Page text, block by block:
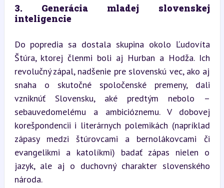
3. Generácia mladej slovenskej
inteligencie
Do popredia sa dostala skupina okolo Ľudovíta
Štúra, ktorej členmi boli aj Hurban a Hodža. Ich
revolučný zápal, nadšenie pre slovenskú vec, ako aj
snaha o skutočné spoločenské premeny, dali
vzniknúť Slovensku, aké predtým nebolo –
sebauvedomelému a ambicióznemu. V dobovej
korešpondencii i literárnych polemikách (napríklad
zápasy medzi štúrovcami a bernolákovcami či
evangelikmi a katolíkmi) badať zápas nielen o
jazyk, ale aj o duchovný charakter slovenského
národa.